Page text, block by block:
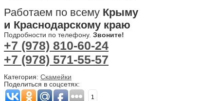
Работаем по всему Крыму
и Краснодарскому краю
Подробности по телефону. Звоните!
+7 (978) 810-60-24
+7 (978) 571-55-57
Категория: Скамейки
Поделиться в соцсетях:
1